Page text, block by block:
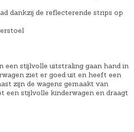
dankzij de reflecterende strips op
een stijlvolle uitstraling gaan hand in
ziet er goed uit en heeft een
zijn de wagens gemaakt van
een stijlvolle kinderwagen en draagt